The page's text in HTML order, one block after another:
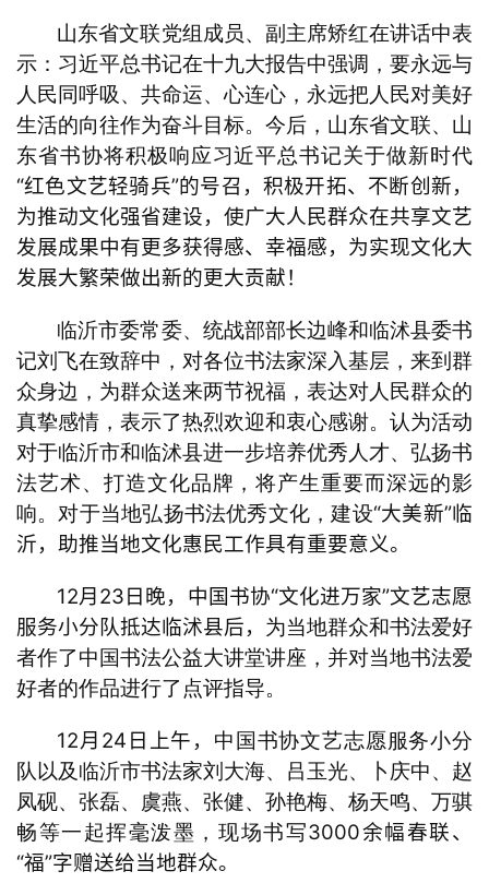
山东省文联党组成员、副主席矫红在讲话中表
示 ： 习近平总书记在十九大报告中强调，要永远与
人民同呼吸、共命运、心连心，永远把人民对美好
生活的向往作为奋斗目标。 今后，山东省文联、山
东省书协将积极响应习近平总书记关于做新时代
“红色文艺轻骑兵”的号召，积极开拓、不断创新，
为推动文化强省建设，使广大人民群众在共享文艺
发展成果中有更多获得感、幸福感，为实现文化大
发展大繁荣做出新的更大贡献！
临沂市委常委、统战部部长边峰和临沭县委书
记刘飞在致辞中，对各位书法家深入基层，来到群
众身边，为群众送来两节祝福，表达对人民群众的
真挚感情，表示了热烈欢迎和衷心感谢。认为活动
对于临沂市和临沭县进一步培养优秀人才、弘扬书
法艺术、打造文化品牌，将产生重要而深远的影
响。对于当地弘扬书法优秀文化，建设“大美新”临
沂，助推当地文化惠民工作具有重要意义。
12月23日晚，中国书协“文化进万家”文艺志愿
服务小分队抵达临沭县后， 为当地群众和书法爱好
者作了中国书法公益大讲堂讲座，并对当地书法爱
好者的作品进行了点评指导。
12月24日上午， 中国书协文艺志愿服务小分
队以及临沂市书法家刘大海、吕玉光、卜庆中、赵
凤砚、张磊、虞燕、张健、孙艳梅、杨天鸣、万骐
畅等一起挥毫泼墨，现场书写3000余幅春联、
“福”字赠送给当地群众。